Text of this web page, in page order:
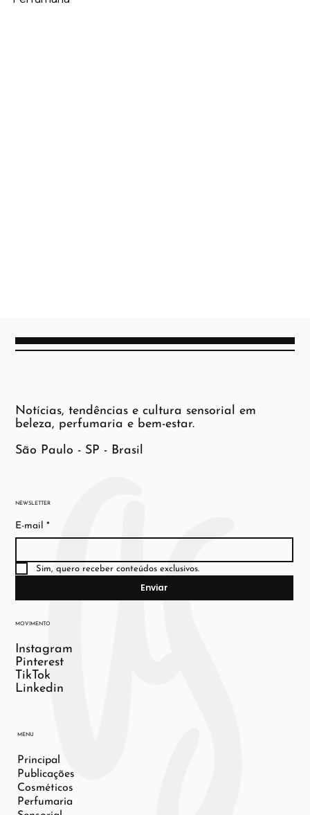
NEWSLETTER
E-mail *
Sim, quero receber conteúdos exclusivos.
Enviar
MOVIMENTO
Instagram
Pinterest
TikTok
Linkedin
MENU
Principal
Publicações
Cosméticos
Perfumaria
Notícias, tendências e cultura sensorial em
beleza, perfumaria e bem-estar.
São Paulo - SP - Brasil